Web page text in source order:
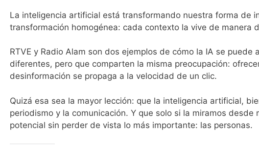
La inteligencia artificial está transformando nuestra forma de
transformación homogénea: cada contexto la vive de manera
RTVE y Radio Alam son dos ejemplos de cómo la IA se
diferentes, pero que comparten la misma preocupación:
desinformación se propaga a la velocidad de un clic.
Quizá esa sea la mayor lección: que la inteligencia artificial,
periodismo y la comunicación. Y que solo si la miramos
potencial sin perder de vista lo más importante: las personas.